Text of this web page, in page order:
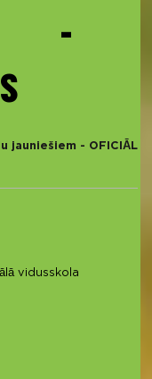
-
jauniešiem -
vidusskola